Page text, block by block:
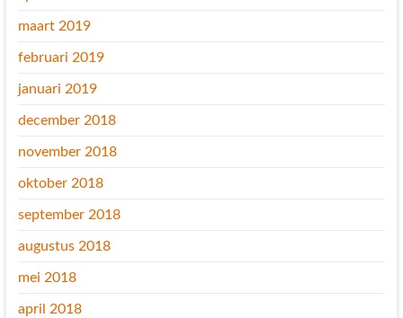
maart 2019
februari 2019
januari 2019
december 2018
november 2018
oktober 2018
september 2018
augustus 2018
mei 2018
april 2018